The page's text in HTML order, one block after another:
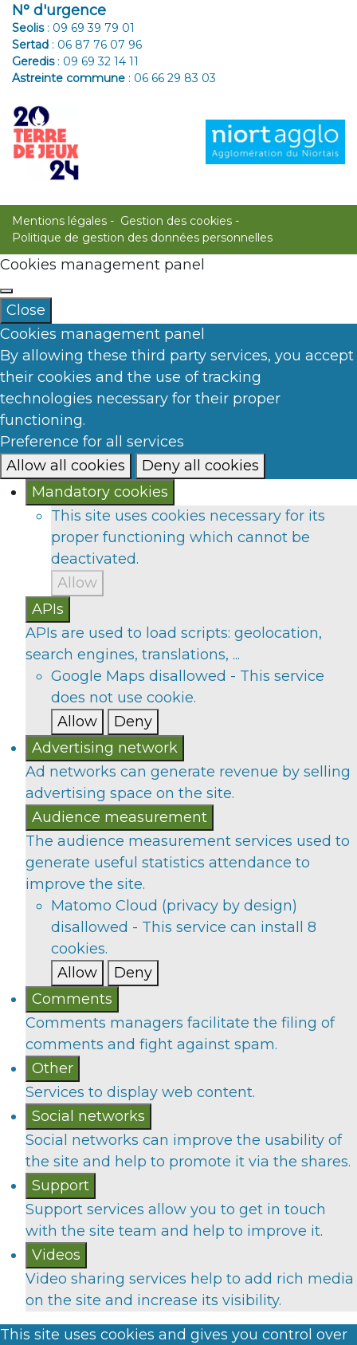
N° d'urgence
Seolis: 09 69 39 79 01
Sertad : 06 87 76 07 96
Geredis: 09 69 32 14 11
Astreinte commune : 06 66 29 83 03
Mentions légales
Gestion des cookies
Politique de gestion des données personnelles
Cookies management panel
Close
Cookies management panel
By allowing these third party services, you accept
their cookies and the use of tracking
technologies necessary for their proper
functioning.
Preference for all services
Allow all cookies
Deny all cookies
Mandatory cookies
This site uses cookies necessary for its
proper functioning which cannot be
deactivated.
Allow
APIs
APIs are used to load scripts: geolocation,
search engines, translations, ...
Google Maps disallowed - This service
does not use cookie.
Allow
Deny
Advertising network
Ad networks can generate revenue by selling
advertising space on the site.
Audience measurement
The audience measurement services used to
generate useful statistics attendance to
improve the site.
Matomo Cloud (privacy by design)
disallowed - This service can install 8
cookies.
Allow
Deny
Comments
Comments managers facilitate the filing of
comments and fight against spam.
Other
Services to display web content.
Social networks
Social networks can improve the usability of
the site and help to promote it via the shares.
Support
Support services allow you to get in touch
with the site team and help to improve it.
Videos
Video sharing services help to add rich media
on the site and increase its visibility.
This site uses cookies and gives you control over